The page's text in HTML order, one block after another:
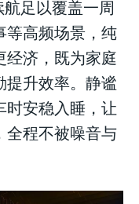
足以覆盖一周
等高频场景，纯
经济，既为家庭
提升效率。静谧
时安稳入睡，让
全程不被噪音与